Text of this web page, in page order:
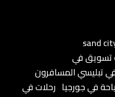
sand
في
تبليسي المسافرون
في جورجيا رحلات في